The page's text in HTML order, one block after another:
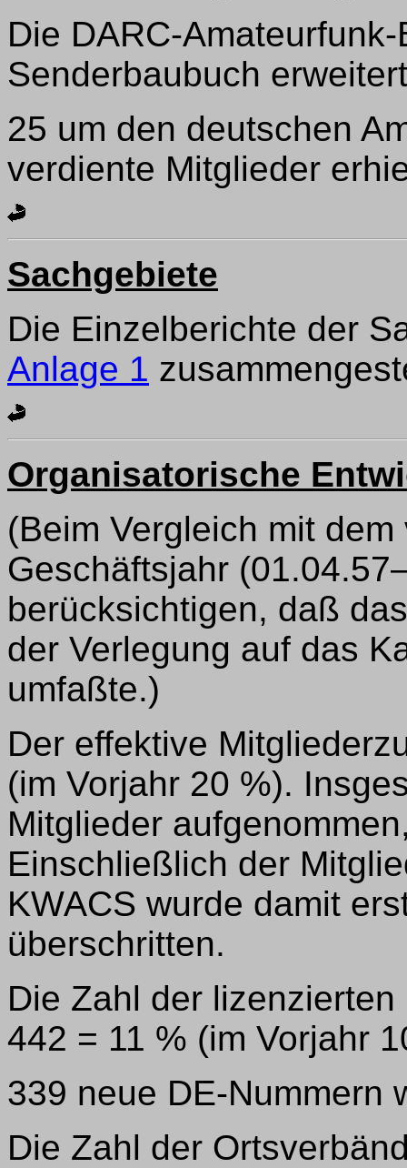
Die DARC-
Senderbaubuch
25 um den deutschen
verdiente Mitglieder
Sachgebiete
Die Einzelberichte der
Anlage 1
Organisatorische
(Beim Vergleich mit
Geschäftsjahr
berücksichtigen, daß
der Verlegung auf das
umfaßte.)
Der effektive
(im Vorjahr 20 %).
Mitglieder
Einschließlich der
KWACS wurde damit
überschritten.
Die Zahl der
442 = 11 % (im Vorjahr
339 neue DE-Nummern
Die Zahl der